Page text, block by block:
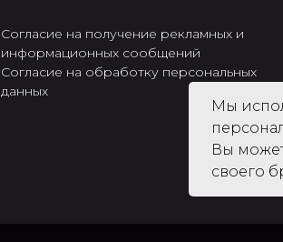
Согласие на получение рекламных и
информационных сообщений
Согласие на обработку персональных
данных
Мы
Вы
своего